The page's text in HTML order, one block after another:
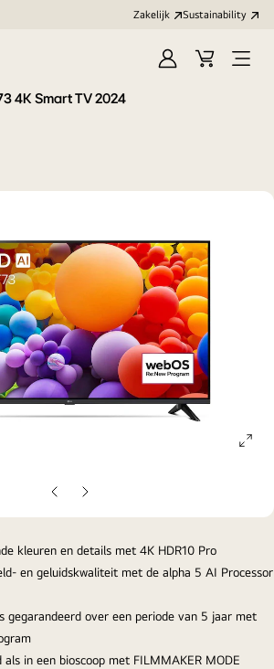
Zakelijk Sustainability
Aanmelden Open
4K Smart TV 2024
Vorige
dia
Volgende
dia
kleuren en details met 4K HDR10 Pro
en geluidskwaliteit met de alpha 5 AI Processor
gegarandeerd over een periode van 5 jaar met
als in een bioscoop met FILMMAKER MODE